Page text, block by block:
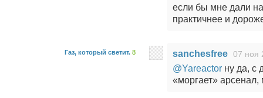
если бы мне дали
практичнее и
Газ, который светит. 8 sanchesfree 07 ноя
@Yareactorну да, с
«моргает» арсенал,